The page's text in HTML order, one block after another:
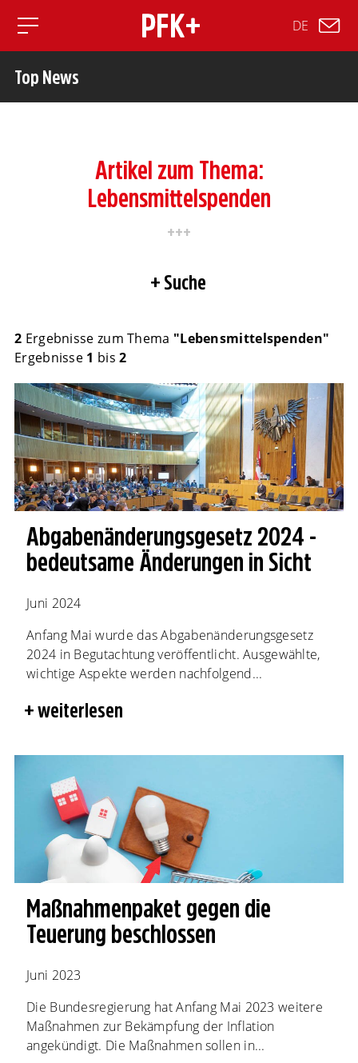
Toggle mobile navigation
DE
Top News
Artikel zum Thema:
Lebensmittelspenden
Suche
2 Ergebnisse zum Thema "Lebensmittelspenden"
Ergebnisse 1 bis2
Abgabenänderungsgesetz 2024 -
bedeutsame Änderungen in Sicht
Juni 2024
Anfang Mai wurde das Abgabenänderungsgesetz
2024 in Begutachtung veröffentlicht. Ausgewählte,
wichtige Aspekte werden nachfolgend...
weiterlesen
Maßnahmenpaket gegen die
Teuerung beschlossen
Juni 2023
Die Bundesregierung hat Anfang Mai 2023 weitere
Maßnahmen zur Bekämpfung der Inflation
angekündigt. Die Maßnahmen sollen in...